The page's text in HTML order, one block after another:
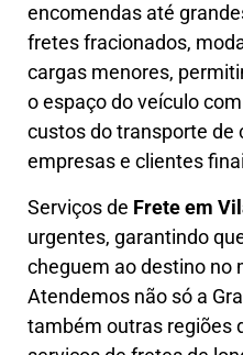
encomendas até
fretes fracionados,
cargas menores,
o espaço do veículo
custos do transporte de
empresas e clientes
Serviços de Frete em
urgentes, garantindo
cheguem ao destino no
Atendemos não só a
também outras regiões